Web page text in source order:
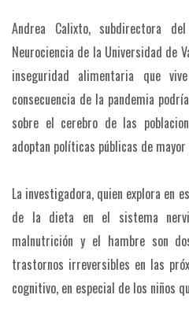
Andrea Calixto, subdirectora
Neurociencia de la Universidad de
inseguridad alimentaria que
consecuencia de la pandemia
sobre el cerebro de las
adoptan políticas públicas de
La investigadora, quien explora en
de la dieta en el sistema
malnutrición y el hambre son
trastornos irreversibles en las
cognitivo, en especial de los niños